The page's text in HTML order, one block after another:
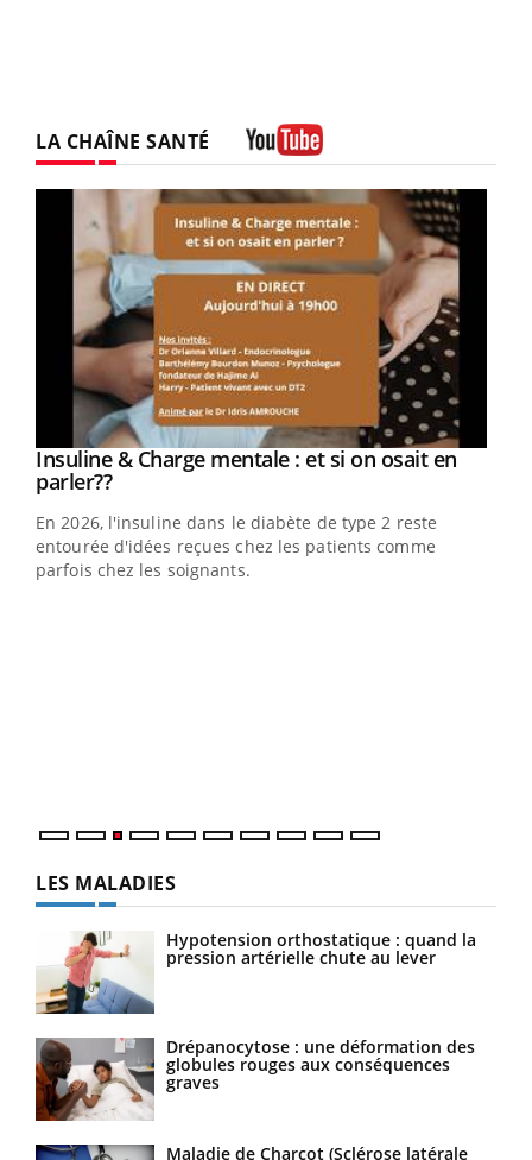
LA CHAÎNE SANTÉ
Youtube
Insuline & Charge mentale : et si on osait en
parler??Youtube
En 2026, l'insuline dans le diabète de type 2 reste
entourée d'idées reçues chez les patients comme
parfois chez les soignants.
LES MALADIES
Hypotension orthostatique : quand la
pression artérielle chute au lever
Drépanocytose : une déformation des
globules rouges aux conséquences
graves
Maladie de Charcot (Sclérose latérale